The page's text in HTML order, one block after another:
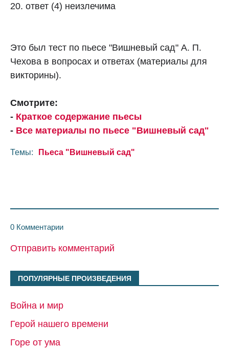
20. ответ (4) неизлечима
Это был тест по пьесе "Вишневый сад" А. П.
Чехова в вопросах и ответах (материалы для
викторины).
Смотрите:
- Краткое содержание пьесы
- Все материалы по пьесе "Вишневый сад"
Темы: Пьеса "Вишневый сад"
0 Комментарии
Отправить комментарий
ПОПУЛЯРНЫЕ ПРОИЗВЕДЕНИЯ
Война и мир
Герой нашего времени
Горе от ума